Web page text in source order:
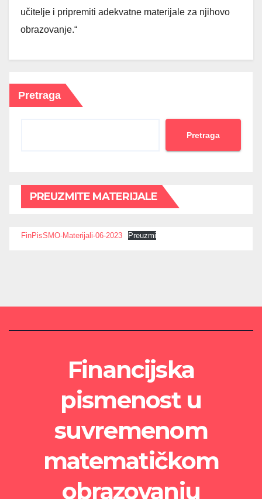
učitelje i pripremiti adekvatne materijale za njihovo
obrazovanje.“
Pretraga
Pretraga
PREUZMITE MATERIJALE
FinPisSMO-Materijali-06-2023 Preuzmi
Financijska
pismenost u
suvremenom
matematičkom
obrazovanju